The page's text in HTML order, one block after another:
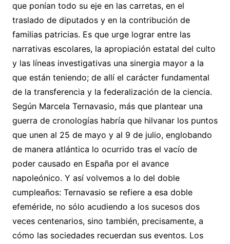
que ponían todo su eje en las carretas, en el
traslado de diputados y en la contribución de
familias patricias. Es que urge lograr entre las
narrativas escolares, la apropiación estatal del culto
y las líneas investigativas una sinergia mayor a la
que están teniendo; de allí el carácter fundamental
de la transferencia y la federalización de la ciencia.
Según Marcela Ternavasio, más que plantear una
guerra de cronologías habría que hilvanar los puntos
que unen al 25 de mayo y al 9 de julio, englobando
de manera atlántica lo ocurrido tras el vacío de
poder causado en España por el avance
napoleónico. Y así volvemos a lo del doble
cumpleaños: Ternavasio se refiere a esa doble
efeméride, no sólo acudiendo a los sucesos dos
veces centenarios, sino también, precisamente, a
cómo las sociedades recuerdan sus eventos. Los